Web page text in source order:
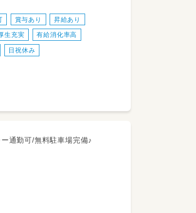
います◎
し合える環境を作っています◎
賞与あり 昇給あり
生充実 有給消化率高
日祝休み
通勤可/無料駐車場完備♪